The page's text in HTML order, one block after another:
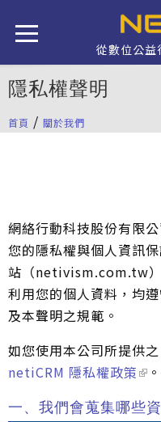
從數位公益
隱私權聲明
您在這裡
首頁 / 關於我們
網絡行動科技股份有限
您的隱私權與個人資訊
站（netivism.com.tw）
利用您的個人資料，均
及本聲明之規範。
如您使用本公司所提供
netiCRM 隱私權政策
。
一、我們會蒐集哪些